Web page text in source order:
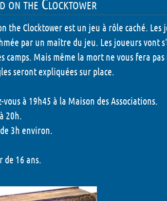
on the Clocktower
the Clocktower est un jeu à rôle caché.
par un maître du jeu. Les joueurs vont
camps. Mais même la mort ne vous fera
seront expliquées sur place.
vous à 19h45 à la Maison des Associations.
20h.
3h environ.
de 16 ans.